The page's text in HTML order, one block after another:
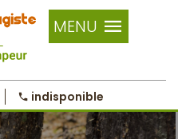
MENU
indisponible